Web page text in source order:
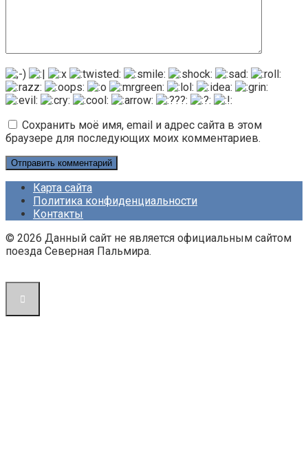
Сохранить моё имя, email и адрес сайта в этом
браузере для последующих моих комментариев.
Карта сайта
Политика конфиденциальности
Контакты
© 2026 Данный сайт не является официальным сайтом
поезда Северная Пальмира.